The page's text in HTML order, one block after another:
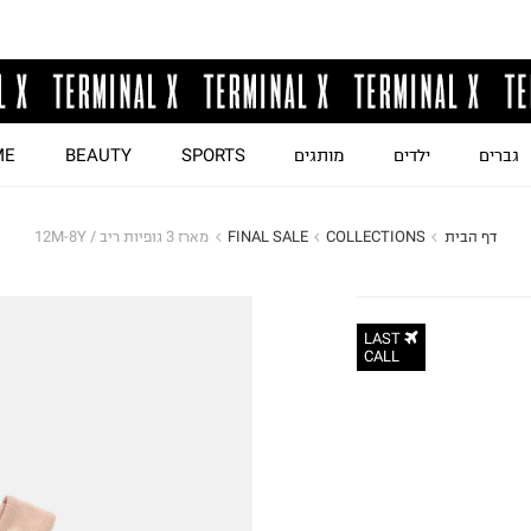
גברים ילדים מותגים SPORTS
BEAUTY
דף הבית COLLECTIONS
FINAL SALE מארז 3 גופיות ריב / 12M-8Y
LAST
CALL